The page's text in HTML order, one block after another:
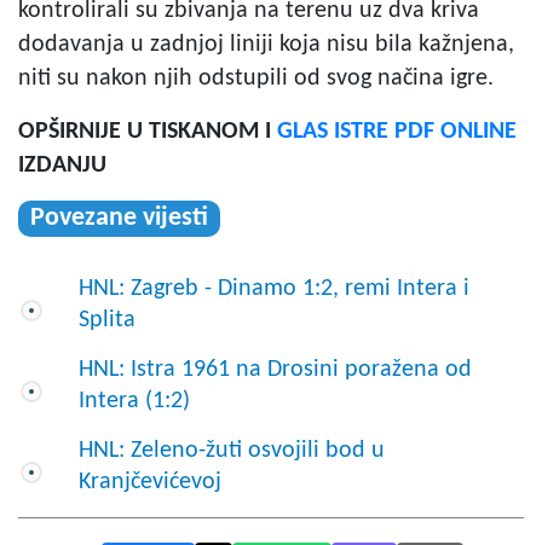
kontrolirali su zbivanja na terenu uz dva kriva
dodavanja u zadnjoj liniji koja nisu bila kažnjena,
niti su nakon njih odstupili od svog načina igre.
OPŠIRNIJE U TISKANOM I GLAS ISTRE PDF ONLINE
IZDANJU
Povezane vijesti
HNL: Zagreb - Dinamo 1:2, remi Intera i
Splita
HNL: Istra 1961 na Drosini poražena od
Intera (1:2)
HNL: Zeleno-žuti osvojili bod u
Kranjčevićevoj